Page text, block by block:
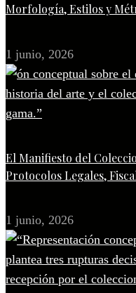
Morfología, Estilos y
1 junio, 2026
El Manifiesto del
Protocolos Legales,
1 junio, 2026